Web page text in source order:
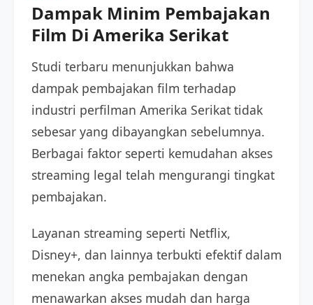
Dampak Minim Pembajakan
Film Di Amerika Serikat
Studi terbaru menunjukkan bahwa
dampak pembajakan film terhadap
industri perfilman Amerika Serikat tidak
sebesar yang dibayangkan sebelumnya.
Berbagai faktor seperti kemudahan akses
streaming legal telah mengurangi tingkat
pembajakan.
Layanan streaming seperti Netflix,
Disney+, dan lainnya terbukti efektif dalam
menekan angka pembajakan dengan
menawarkan akses mudah dan harga